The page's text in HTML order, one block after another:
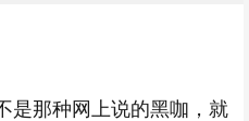
是那种网上说的黑咖，就